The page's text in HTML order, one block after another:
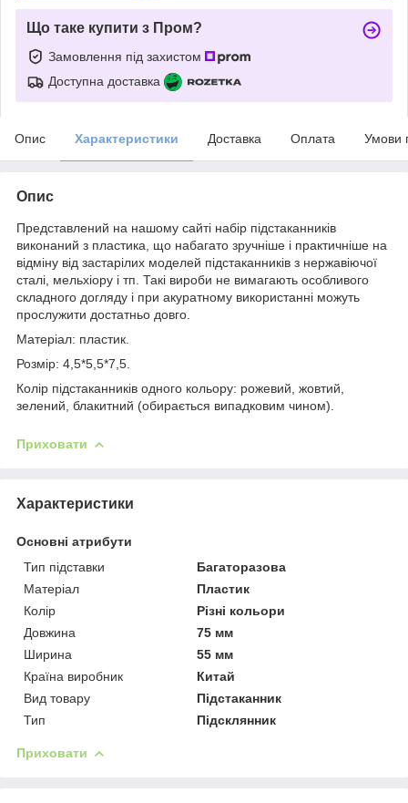
Що таке купити з Пром?
Замовлення під захистом
Доступна доставка
Опис Характеристики Доставка Оплата Умови
Опис
Представлений на нашому сайті набір підстаканників
виконаний з пластика, що набагато зручніше і практичніше на
відміну від застарілих моделей підстаканників з нержавіючої
сталі, мельхіору і тп. Такі вироби не вимагають особливого
складного догляду і при акуратному використанні можуть
прослужити достатньо довго.
Матеріал: пластик.
Розмір: 4,5*5,5*7,5.
Колір підстаканників одного кольору: рожевий, жовтий,
зелений, блакитний (обирається випадковим чином).
Приховати
Характеристики
Основні атрибути
Тип підставки
Багаторазова
Матеріал
Пластик
Колір
Різні кольори
Довжина
75 мм
Ширина
55 мм
Країна виробник
Китай
Вид товару
Підстаканник
Тип
Підсклянник
Приховати